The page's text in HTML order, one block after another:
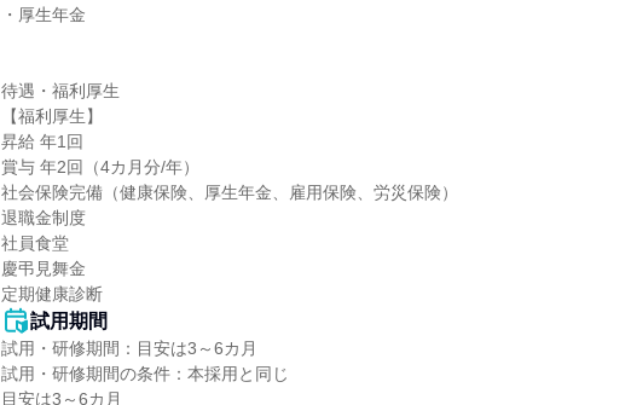
・厚生年金
待遇・福利厚生
【福利厚生】
昇給 年1回
賞与 年2回（4カ月分/年）
社会保険完備（健康保険、厚生年金、雇用保険、労災保険）
退職金制度
社員食堂
慶弔見舞金
定期健康診断
試用期間
試用・研修期間：目安は3～6カ月
試用・研修期間の条件：本採用と同じ
目安は3～6カ月